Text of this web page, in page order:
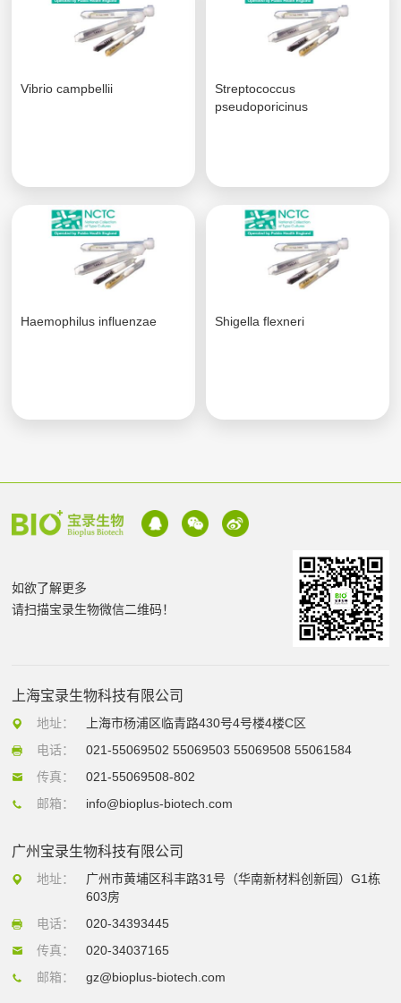
Vibrio campbellii
Streptococcus
pseudoporicinus
Haemophilus influenzae Shigella flexneri
如欲了解更多
请扫描宝录生物微信二维码！
上海宝录生物科技有限公司
地址：
上海市杨浦区临青路430号4号楼4楼C区
电话：
021-55069502 55069503 55069508 55061584
传真：
021-55069508-802
邮箱：
info@bioplus-biotech.com
广州宝录生物科技有限公司
地址：
广州市黄埔区科丰路31号（华南新材料创新园）G1栋
603房
电话：
020-34393445
传真：
020-34037165
邮箱：
gz@bioplus-biotech.com